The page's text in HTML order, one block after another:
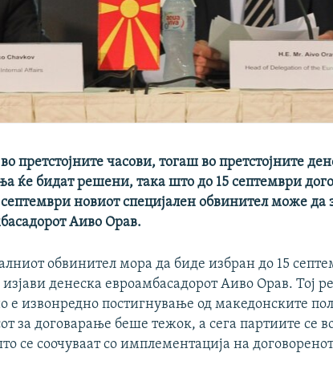
претстојните часови, тогаш во претстојните
ќе бидат решени, така што до 15 септември
новиот специјален обвинител може да
Аиво Орав.
обвинител мора да биде избран до 15
денеска евроамбасадорот Аиво Орав. Тој
е извонредно постигнување од македонските
за договарање беше тежок, а сега партиите се
се соочуваат со имплементација на